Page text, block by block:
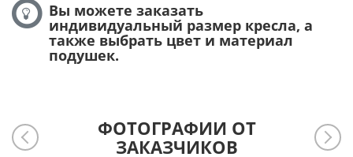
Вы можете заказать
индивидуальный размер кресла, а
также выбрать цвет и материал
подушек.
ФОТОГРАФИИ ОТ
ЗАКАЗЧИКОВ